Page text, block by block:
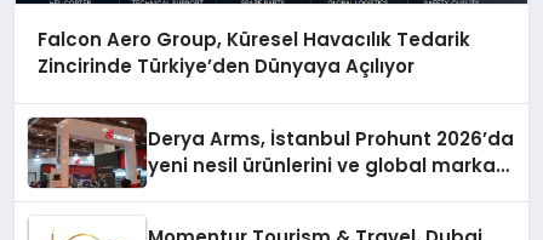
Falcon Aero Group, Küresel Havacılık Tedarik
Zincirinde Türkiye’den Dünyaya Açılıyor
Derya Arms, İstanbul Prohunt 2026’da
yeni nesil ürünlerini ve global marka